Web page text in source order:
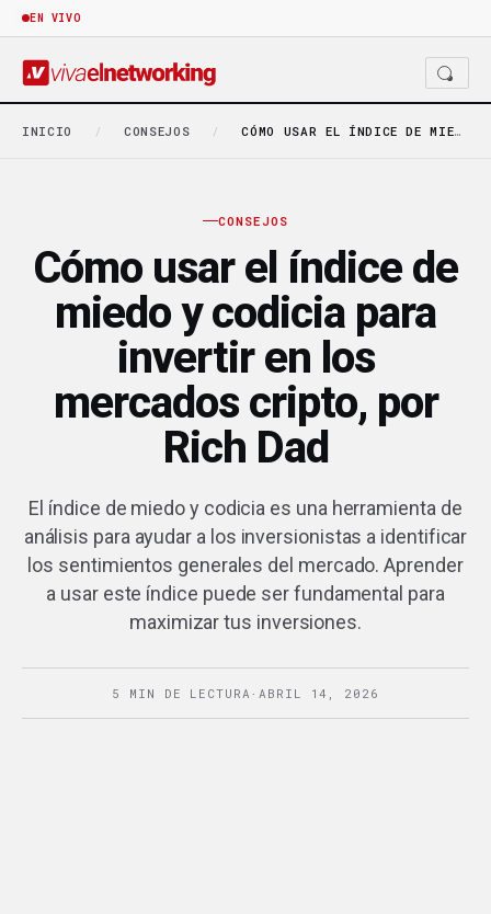
EN VIVO
INICIO / CONSEJOS / CÓMO USAR EL ÍNDICE DE MIEDO Y CODICIA…
CONSEJOS
Cómo usar el índice de
miedo y codicia para
invertir en los
mercados cripto, por
Rich Dad
El índice de miedo y codicia es una herramienta de
análisis para ayudar a los inversionistas a identificar
los sentimientos generales del mercado. Aprender
a usar este índice puede ser fundamental para
maximizar tus inversiones.
5 MIN DE LECTURA · ABRIL 14, 2026